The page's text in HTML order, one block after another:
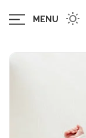
MENU